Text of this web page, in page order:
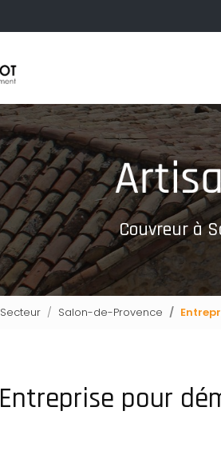
Couvreur à
Secteur Salon-de-Provence
Entreprise pour